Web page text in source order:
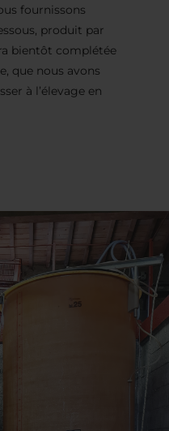
fournissons
produit par
bientôt complétée
que nous avons
à l’élevage en